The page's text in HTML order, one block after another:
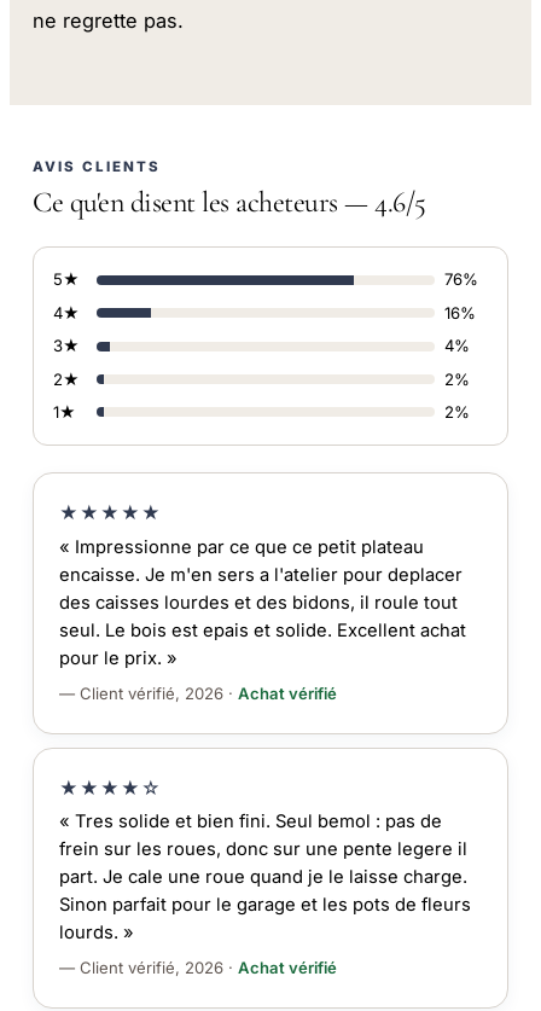
ne regrette pas.
AVIS CLIENTS
Ce qu'en disent les acheteurs — 4.6/5
5★
76%
4★
16%
3★
4%
2★
2%
1★
2%
★★★★★
« Impressionne par ce que ce petit plateau
encaisse. Je m'en sers a l'atelier pour deplacer
des caisses lourdes et des bidons, il roule tout
seul. Le bois est epais et solide. Excellent achat
pour le prix. »
— Client vérifié, 2026 · Achat vérifié
★★★★☆
« Tres solide et bien fini. Seul bemol : pas de
frein sur les roues, donc sur une pente legere il
part. Je cale une roue quand je le laisse charge.
Sinon parfait pour le garage et les pots de fleurs
lourds. »
— Client vérifié, 2026 · Achat vérifié